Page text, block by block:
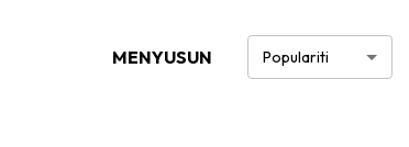
MENYUSUN Populariti